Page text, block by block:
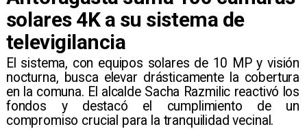
solares 4K a su sistema de
televigilancia
​El sistema, con equipos solares de 10 MP y visión
nocturna, busca elevar drásticamente la cobertura
en la comuna. El alcalde Sacha Razmilic reactivó los
fondos y destacó el cumplimiento de un
compromiso crucial para la tranquilidad vecinal.